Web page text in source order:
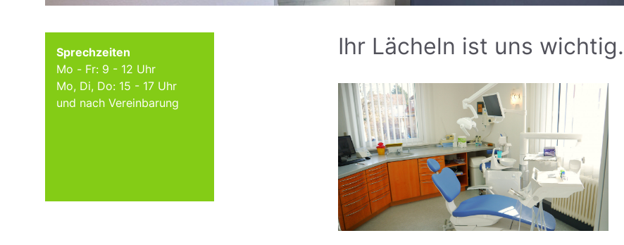
Ihr Lächeln ist uns wichtig.
Sprechzeiten
Mo - Fr: 9 - 12 Uhr
Mo, Di, Do: 15 - 17 Uhr
und nach Vereinbarung